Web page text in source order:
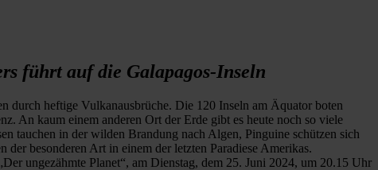
führt auf die Galapagos-Inseln
heftige Vulkanausbrüche. Die 120 Inseln am Äquator boten
An kaum einem anderen Ort der Erde gibt es heute noch so viele
tauchen in der wilden Brandung nach Algen, Pinguine schützen sich
besonderen Art in einem der letzten Paradiese Amerikas.
ungezähmte Planet“, am Dienstag, dem 25. Juni 2024, um 20.15 Uhr